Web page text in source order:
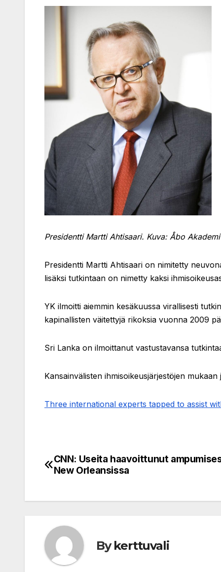
Presidentti Martti Ahtisaari. Kuva: Åbo Akademi
Presidentti Martti Ahtisaari on nimitetty
lisäksi tutkintaan on nimetty kaksi
YK ilmoitti aiemmin kesäkuussa virallisesti
kapinallisten väitettyjä rikoksia vuonna 2009
Sri Lanka on ilmoittanut vastustavansa
Kansainvälisten ihmisoikeusjärjestöjen
Three international experts tapped to assist
Post
CNN: Useita haavoittunut
New Orleansissa
Bykerttuvali